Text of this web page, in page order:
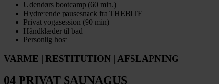
Udendørs bootcamp (60 min.)
Hydrerende pausesnack fra THEBITE
Privat yogasession (90 min)
Håndklæder til bad
Personlig host
VARME | RESTITUTION | AFSLAPNING
04 PRIVAT SAUNAGUS